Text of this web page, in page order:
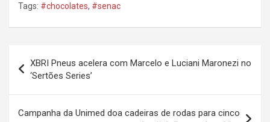
Tags: #chocolates, #senac
de
Post
XBRI Pneus acelera com Marcelo e Luciani Maronezi no
‘Sertões Series’
Campanha da Unimed doa cadeiras de rodas para cinco